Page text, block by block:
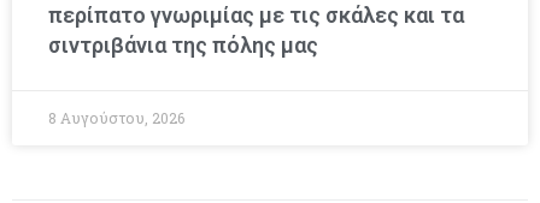
περίπατο γνωριμίας με τις σκάλες και τα
σιντριβάνια της πόλης μας
8 Αυγούστου, 2026